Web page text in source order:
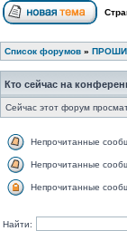
Список форумов »
Кто сейчас на
Сейчас этот форум
Непрочитанные
Непрочитанные
Непрочитанные
Найти: